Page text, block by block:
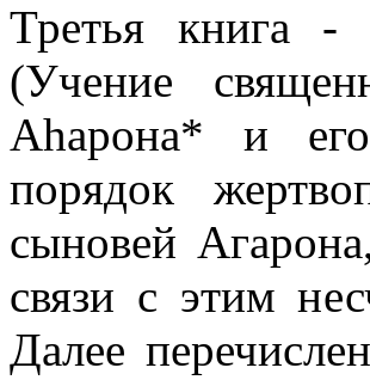
Третья книга -
(Учение
Аhарона* и
порядок
сыновей
связи с этим
Далее